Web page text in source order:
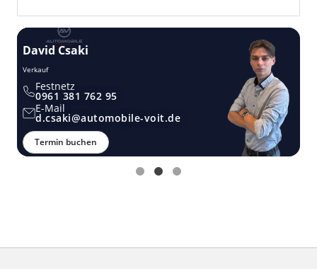
David Csaki
Verkauf
Festnetz
0961 381 762 95
E-Mail
d.csaki@automobile-voit.de
Termin buchen